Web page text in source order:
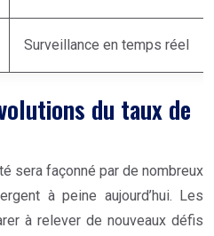
Surveillance en temps réel
du taux de
sera façonné par de nombreux
à peine aujourd’hui. Les
à relever de nouveaux défis